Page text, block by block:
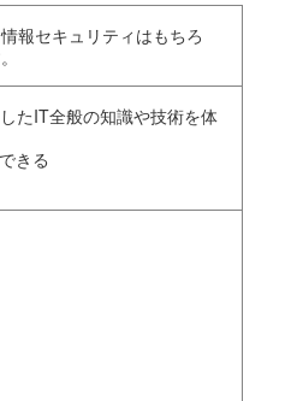
報セキュリティはもちろ
たIT全般の知識や技術を体
きる